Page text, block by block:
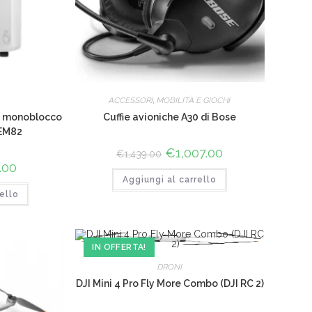
attuale
è:
€327.00.
ACCESSORI,MOBILITÀ E GIOCHI
Cuffie avioniche A30 di Bose
€1,439.00 Il
prezzo
originale
era:
€1,439.00.
€1,007.00
attuale
€1,007.00.
Aggiungi al carrello
IN OFFERTA!
DRONI
DJI Mini 4 Pro Fly More Combo (DJI RC 2)